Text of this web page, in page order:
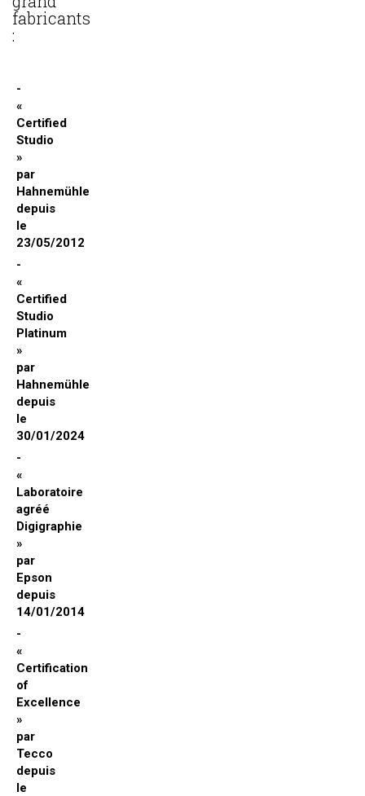
fabricants
:
«
Certified
Studio
»
par
Hahnemühle
depuis
le
23/05/2012
«
Certified
Studio
Platinum
»
par
Hahnemühle
depuis
le
30/01/2024
«
Laboratoire
agréé
Digigraphie
»
par
Epson
depuis
14/01/2014
«
Certification
of
Excellence
»
par
Tecco
depuis
le